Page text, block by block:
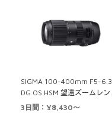
SIGMA 100-400mm F5-6.3
DG OS HSM 望遠ズームレン…
3日間：¥8,430～